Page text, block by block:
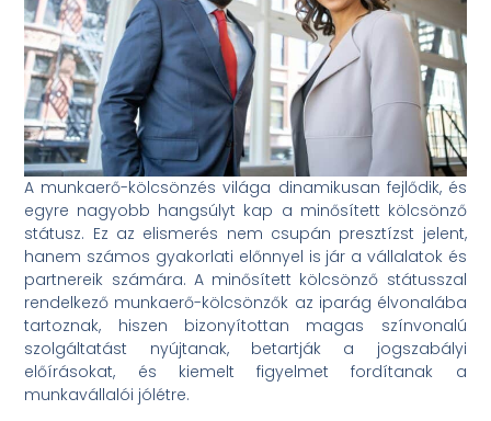
A munkaerő-kölcsönzés világa dinamikusan fejlődik, és
egyre nagyobb hangsúlyt kap a minősített kölcsönző
státusz. Ez az elismerés nem csupán presztízst jelent,
hanem számos gyakorlati előnnyel is jár a vállalatok és
partnereik számára. A minősített kölcsönző státusszal
rendelkező munkaerő-kölcsönzők az iparág élvonalába
tartoznak, hiszen bizonyítottan magas színvonalú
szolgáltatást nyújtanak, betartják a jogszabályi
előírásokat, és kiemelt figyelmet fordítanak a
munkavállalói jólétre.